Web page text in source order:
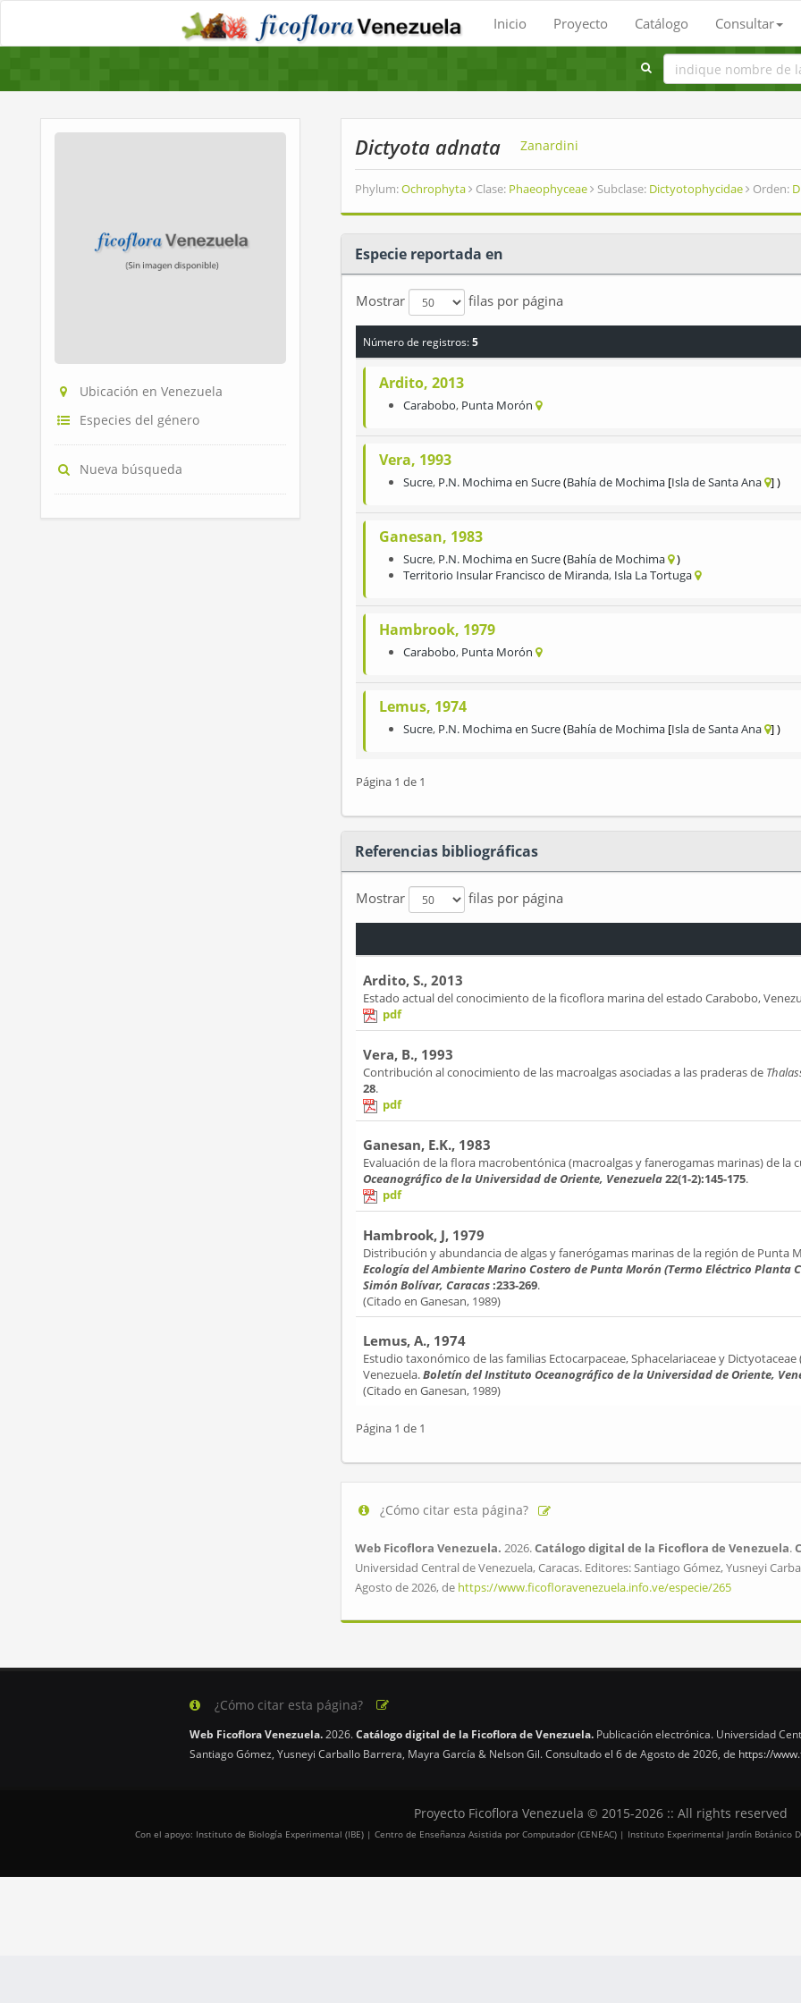
Inicio Proyecto Catálogo Consultar
Ubicación en Venezuela
Especies del género
Nueva búsqueda
Dictyota adnata Zanardini
Phylum:Ochrophyta Clase: Phaeophyceae Subclase: Dictyotophycidae Orden:
Especie reportada en
Mostrar filas por página
Número de registros:5
Ardito, 2013
Carabobo, Punta Morón
Vera, 1993
Sucre, P.N. Mochima en Sucre Bahía de Mochima Isla de Santa Ana
Ganesan, 1983
Sucre, P.N. Mochima en Sucre Bahía de Mochima
Territorio Insular Francisco de Miranda, Isla La Tortuga
Hambrook, 1979
Carabobo, Punta Morón
Lemus, 1974
Sucre, P.N. Mochima en Sucre Bahía de Mochima Isla de Santa Ana
Página 1 de 1
Referencias bibliográficas
Mostrar filas por página
Ardito, S., 2013
Estado actual del conocimiento de la ficoflora marina del estado Carabobo,
pdf
Vera, B., 1993
Contribución al conocimiento de las macroalgas asociadas a las praderas de
28.
pdf
Ganesan, E.K., 1983
Evaluación de la flora macrobentónica (macroalgas y fanerogamas marinas) de la
Oceanográfico de la Universidad de Oriente, Venezuela22(1-2):145-175.
pdf
Hambrook, J, 1979
Distribución y abundancia de algas y fanerógamas marinas de la región de Punta
Ecología del Ambiente Marino Costero de Punta Morón (Termo Eléctrico Planta
Simón Bolívar, Caracas:233-269.
(Citado en Ganesan, 1989)
Lemus, A., 1974
Estudio taxonómico de las familias Ectocarpaceae, Sphacelariaceae y
Venezuela.Boletín del Instituto Oceanográfico de la Universidad de Oriente,
(Citado en Ganesan, 1989)
Página 1 de 1
¿Cómo citar esta página?
Web Ficoflora Venezuela. 2026.Catálogo digital de la Ficoflora de Venezuela.
Universidad Central de Venezuela, Caracas. Editores: Santiago Gómez, Yusneyi
Agosto de 2026, de https://www.ficofloravenezuela.info.ve/especie/265
¿Cómo citar esta página?
Web Ficoflora Venezuela.2026.Catálogo digital de la Ficoflora de Venezuela. Publicación electrónica. Universidad
Santiago Gómez, Yusneyi Carballo Barrera, Mayra García & Nelson Gil. Consultado el 6 de Agosto de 2026, de https://
Proyecto Ficoflora Venezuela © 2015-2026 :: All rights reserved
Con el apoyo: Instituto de Biología Experimental (IBE) | Centro de Enseñanza Asistida por Computador (CENEAC) | Instituto Experimental Jardín Botánico